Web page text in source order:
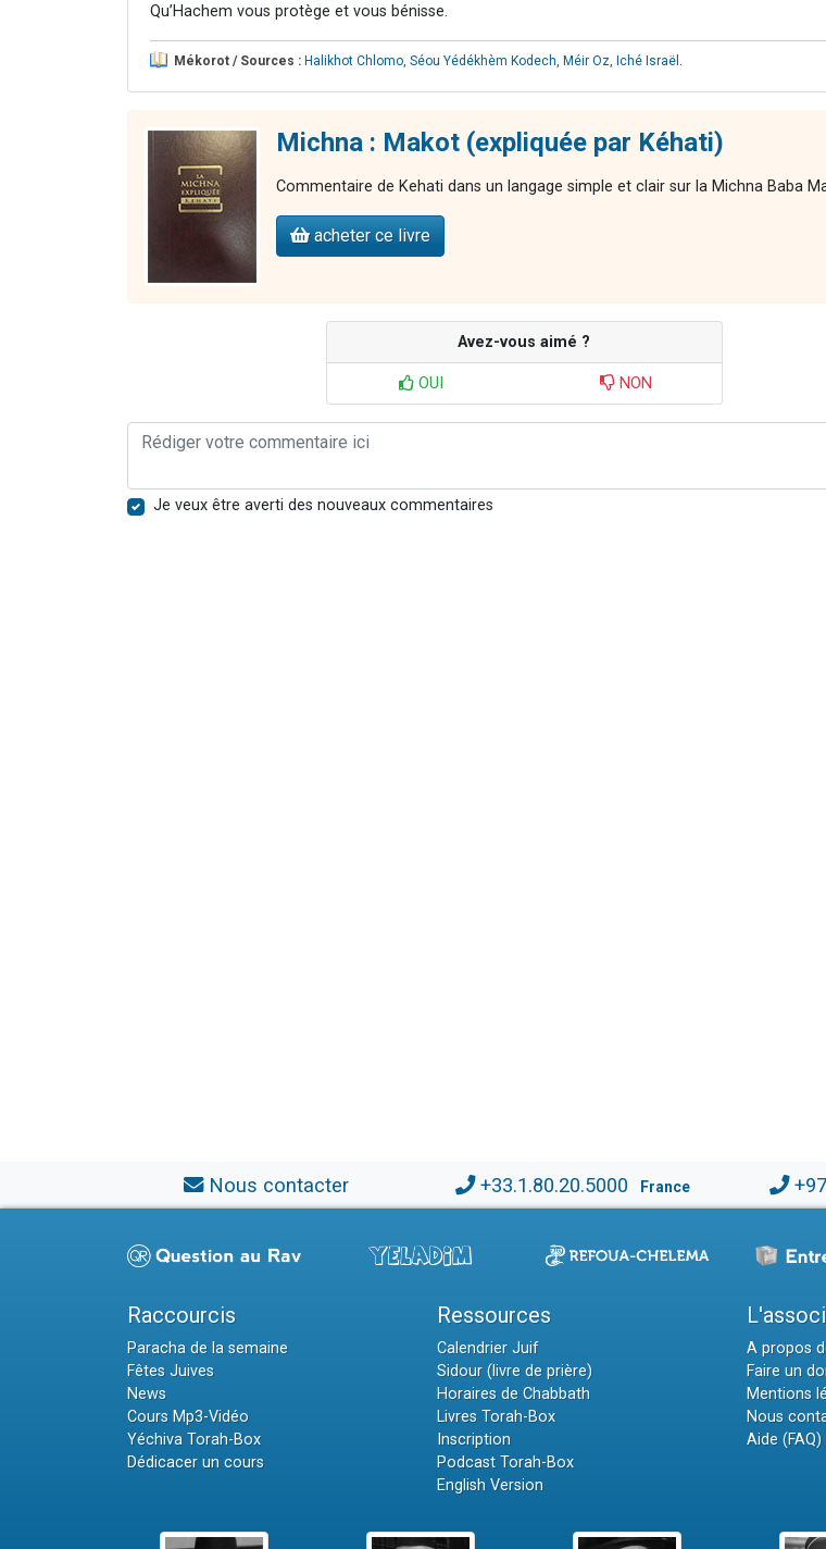
Qu’Hachem vous protège et vous bénisse.
Mékorot / Sources : Halikhot Chlomo Séou Yédékhèm Kodech Méir Oz Iché Israël
Michna : Makot (expliquée par Kéhati)
Commentaire de Kehati dans un langage simple et clair sur la Michna Baba
acheter ce livre
Avez-vous aimé ?
OUI NON
Je veux être averti des nouveaux commentaires
Nous contacter +33.1.80.20.5000 France
Raccourcis
Paracha de la semaine
Fêtes Juives
News
Cours Mp3-Vidéo
Yéchiva Torah-Box
Dédicacer un cours
Ressources
Calendrier Juif
Sidour (livre de prière)
Horaires de Chabbath
Livres Torah-Box
Inscription
Podcast Torah-Box
English Version
A propos
Faire un
Mentions
Nous
Aide (FAQ)